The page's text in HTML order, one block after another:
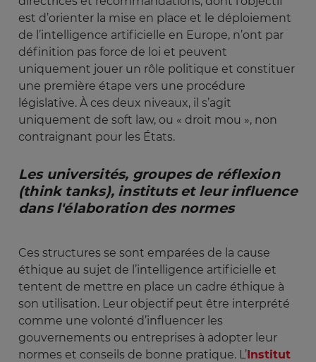
est d’orienter la mise en place et le déploiement
de l’intelligence artificielle en Europe, n’ont par
définition pas force de loi et peuvent
uniquement jouer un rôle politique et constituer
une première étape vers une procédure
législative. À ces deux niveaux, il s’agit
uniquement de soft law, ou « droit mou », non
contraignant pour les États.
Les universités, groupes de réflexion
(think tanks), instituts et leur influence
dans l'élaboration des normes
Ces structures se sont emparées de la cause
éthique au sujet de l’intelligence artificielle et
tentent de mettre en place un cadre éthique à
son utilisation. Leur objectif peut être interprété
comme une volonté d’influencer les
gouvernements ou entreprises à adopter leur
normes et conseils de bonne pratique. L’Institut